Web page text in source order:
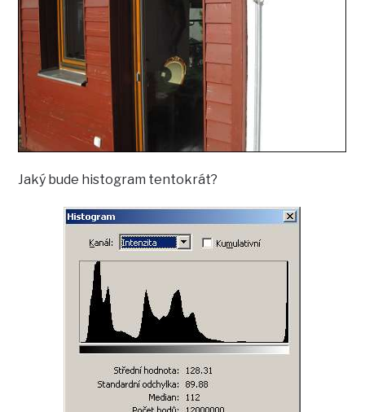
Jaký bude histogram tentokrát?